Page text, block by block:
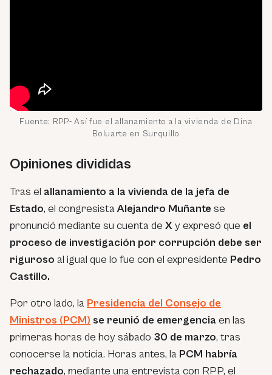
Fuente: RPP- Así fue el allanamiento a la vivienda de Dina
Boluarte en Surquillo
Opiniones divididas
Tras el allanamiento a la vivienda de la jefa de
Estado, el congresistaAlejandro Muñante se
pronunció mediante su cuenta de Xy expresó que el
proceso de investigación por corrupción debe ser
riguroso al igual que lo fue con el expresidente Pedro
Castillo.
Por otro lado, la Presidencia del Consejo de
Ministros (PCM) se reunió de emergencia en las
primeras horas de hoy sábado 30 de marzo, tras
conocerse la noticia. Horas antes, la PCM habría
rechazado, mediante una entrevista con RPP, el